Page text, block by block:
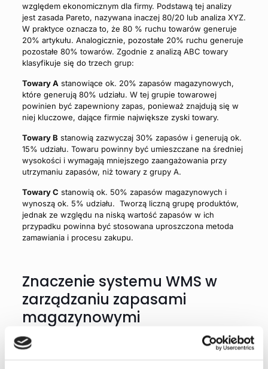
względem ekonomicznym dla firmy. Podstawą tej analizy
jest zasada Pareto, nazywana inaczej 80/20 lub analiza XYZ.
W praktyce oznacza to, że 80 % ruchu towarów generuje
20% artykułu. Analogicznie, pozostałe 20% ruchu generuje
pozostałe 80% towarów. Zgodnie z analizą ABC towary
klasyfikuje się do trzech grup:
Towary A stanowiące ok. 20% zapasów magazynowych,
które generują 80% udziału. W tej grupie towarowej
powinien być zapewniony zapas, ponieważ znajdują się w
niej kluczowe, dające firmie największe zyski towary.
Towary B stanowią zazwyczaj 30% zapasów i generują ok.
15% udziału. Towaru powinny być umieszczane na średniej
wysokości i wymagają mniejszego zaangażowania przy
utrzymaniu zapasów, niż towary z grupy A.
Towary C stanowią ok. 50% zapasów magazynowych i
wynoszą ok. 5% udziału. Tworzą liczną grupę produktów,
jednak ze względu na niską wartość zapasów w ich
przypadku powinna być stosowana uproszczona metoda
zamawiania i procesu zakupu.
Znaczenie systemu WMS w
zarządzaniu zapasami
magazynowymi
Efektywne zarządzanie zapasami to wynik współdziałania
wielu czynników. W związku z tym, efektywne zarządzanie